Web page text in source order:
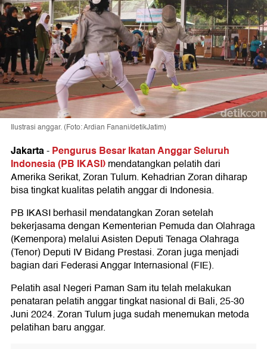
Ilustrasi anggar. (Foto: Ardian Fanani/detikJatim)
Jakarta-Pengurus Besar Ikatan Anggar Seluruh
Indonesia (PB IKASI)mendatangkan pelatih dari
Amerika Serikat, Zoran Tulum. Kehadrian Zoran diharap
bisa tingkat kualitas pelatih anggar di Indonesia.
PB IKASI berhasil mendatangkan Zoran setelah
bekerjasama dengan Kementerian Pemuda dan Olahraga
(Kemenpora) melalui Asisten Deputi Tenaga Olahraga
(Tenor) Deputi IV Bidang Prestasi. Zoran juga menjadi
bagian dari Federasi Anggar Internasional (FIE).
Pelatih asal Negeri Paman Sam itu telah melakukan
penataran pelatih anggar tingkat nasional di Bali, 25-30
Juni 2024. Zoran Tulum juga sudah menemukan metoda
pelatihan baru anggar.